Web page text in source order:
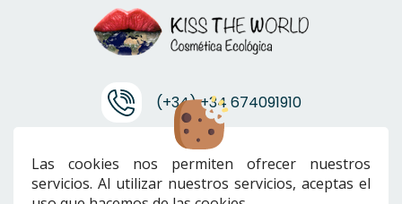
(+34) +34 674091910
info@ktwcanarias.com
Las cookies nos permiten ofrecer nuestros
servicios. Al utilizar nuestros servicios, aceptas el